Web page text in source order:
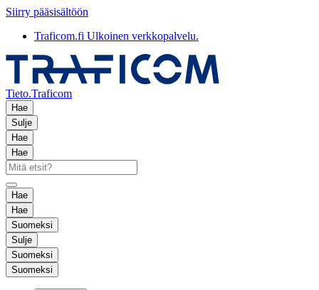
Siirry pääsisältöön
Traficom.fi Ulkoinen verkkopalvelu.
Tieto.Traficom
Hae
Sulje
Hae
Hae
Hae
Hae
Suomeksi
Sulje
Suomeksi
Suomeksi